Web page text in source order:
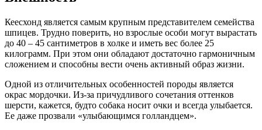
Кеесхонд является самым крупным представителем семейства
шпицев. Трудно поверить, но взрослые особи могут вырастать
до 40 – 45 сантиметров в холке и иметь вес более 25
килограмм. При этом они обладают достаточно гармоничным
сложением и способны вести очень активный образ жизни.
Одной из отличительных особенностей породы является
окрас мордочки. Из-за причудливого сочетания оттенков
шерсти, кажется, будто собака носит очки и всегда улыбается.
Ее даже прозвали «улыбающимся голландцем».